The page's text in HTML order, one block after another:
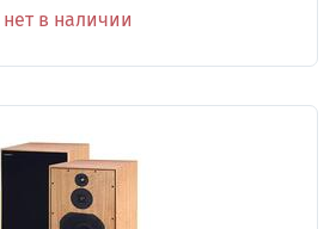
нет в наличии